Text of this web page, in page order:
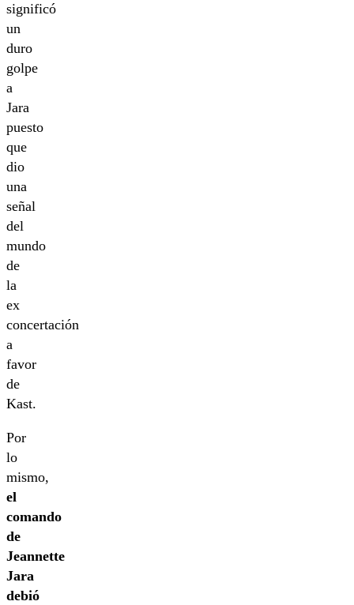
significó
un
duro
golpe
a
Jara
puesto
que
dio
una
señal
del
mundo
de
la
ex
concertación
a
favor
de
Kast.
Por
lo
mismo,
el
comando
de
Jeannette
Jara
debió